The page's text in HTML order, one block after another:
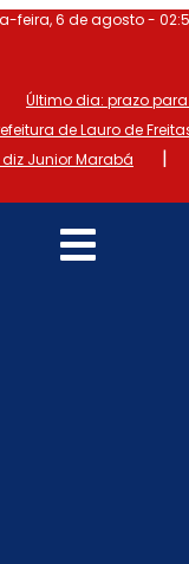
feira, 6 de agosto -
Último dia: prazo
de Lauro de
Junior Marabá |